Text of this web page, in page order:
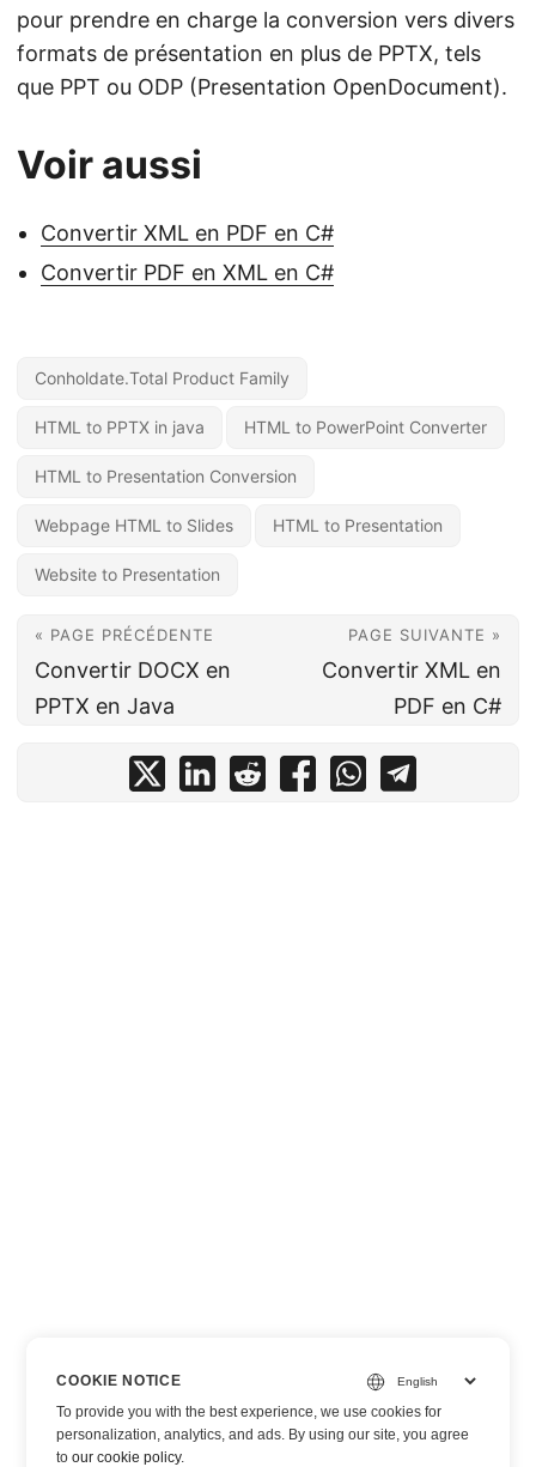
pour prendre en charge la conversion vers divers
formats de présentation en plus de PPTX, tels
que PPT ou ODP (Presentation OpenDocument).
Voir aussi
Convertir XML en PDF en C#
Convertir PDF en XML en C#
Conholdate.Total Product Family
HTML to PPTX in java HTML to PowerPoint Converter
HTML to Presentation Conversion
Webpage HTML to Slides HTML to Presentation
Website to Presentation
« PAGE PRÉCÉDENTE
Convertir DOCX en
PPTX en Java
PAGE SUIVANTE »
Convertir XML en
PDF en C#
COOKIE NOTICE
To provide you with the best experience, we use cookies for
personalization, analytics, and ads. By using our site, you agree
toour cookie policy.